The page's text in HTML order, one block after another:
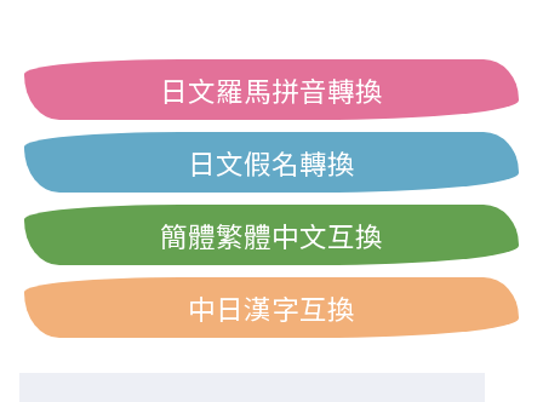
日文羅馬拼音轉換
日文假名轉換
簡體繁體中文互換
中日漢字互換